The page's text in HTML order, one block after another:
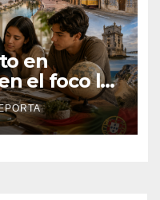
en
el foco las
para
por
con